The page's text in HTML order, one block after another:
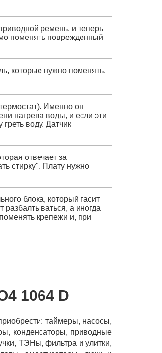
ремень, и теперь
поменять поврежденный
которые нужно поменять.
Именно он
нагрева воды, и если эти
воду. Датчик
отвечает за
стирку". Плату нужно
блока, который гасит
а иногда
крепежи и, при
1064 D
таймеры, насосы,
конденсаторы, приводные
ТЭНы, фильтра и улитки,